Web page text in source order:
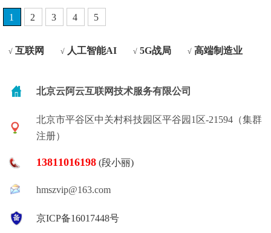
1 2 3 4 5
√ 互联网 √ 人工智能AI √ 5G战局 √ 高端制造业
北京云阿云互联网技术服务有限公司
北京市平谷区中关村科技园区平谷园1区-21594（集群
注册）
13811016198 (段小丽)
hmszvip@163.com
京ICP备16017448号